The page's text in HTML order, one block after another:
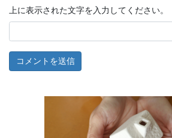
上に表示された文字を入力してください。